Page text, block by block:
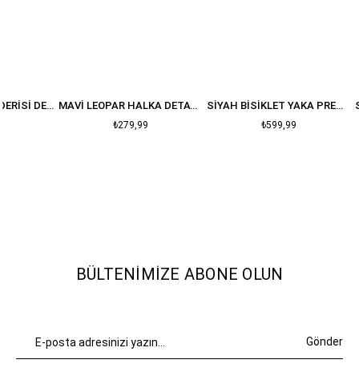
NEON SARI YILAN DERISI DESENLI T-SHIRT MAVI LEOPAR HALKA DETAY CROP
₺279,99
SIYAH BISIKLET YAKA PREMIUM OVERSIZE PAMUK T-SHIRT
₺599,99
BÜLTENIMIZE ABONE OLUN
Gönder